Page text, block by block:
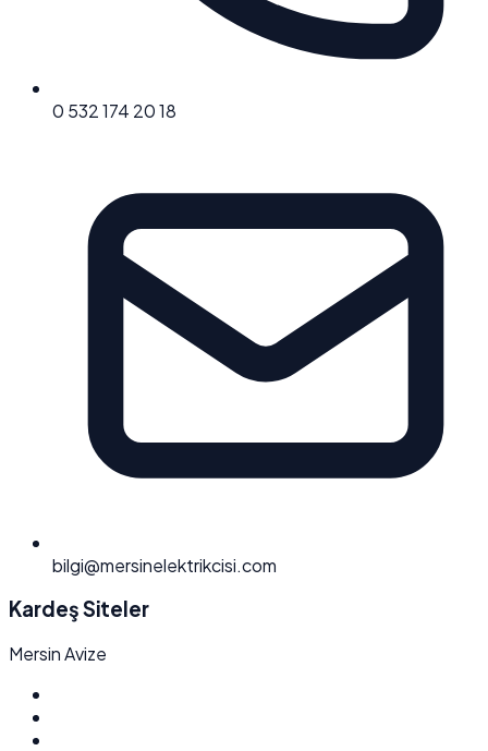
0 532 174 20 18
bilgi@mersinelektrikcisi.com
Kardeş Siteler
Mersin Avize